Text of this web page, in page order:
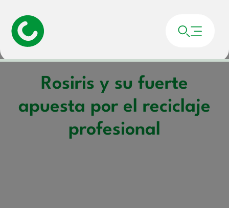
Portada»
Rosiris y su fuerte
apuesta por el reciclaje
profesional